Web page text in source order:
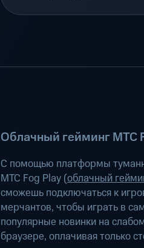
Облачный гейминг МТС
С помощью платформы
МТС Fog Play (облачный
сможешь подключаться к
мерчантов, чтобы играть в
популярные новинки на
браузере, оплачивая только